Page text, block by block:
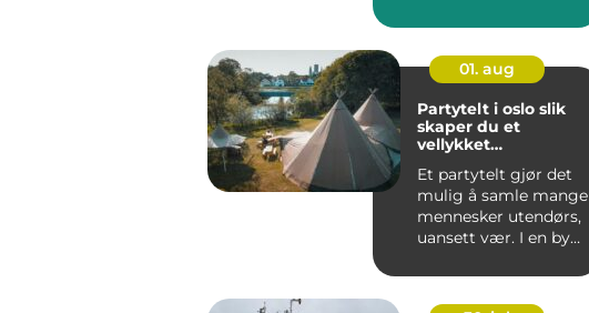
industriverksted...
01. aug
Partytelt i oslo slik
skaper du et
vellykket
Et partytelt gjør det
mulig å samle mange
mennesker utendørs,
uansett vær. I en by